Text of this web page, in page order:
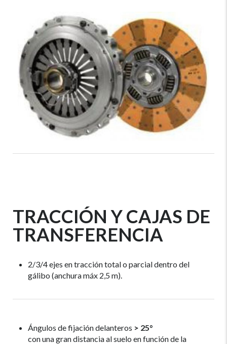
TRACCIÓN Y CAJAS DE
TRANSFERENCIA
2/3/4 ejes en tracción total o parcial dentro del
gálibo (anchura máx 2,5 m).
Ángulos de fijación delanteros > 25°
con una gran distancia al suelo en función de la